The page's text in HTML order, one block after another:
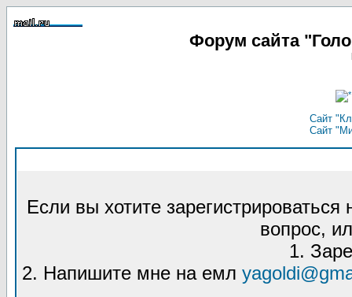
Форум сайта
Сайт
Сайт
Если вы хотите
вопрос,
1.
2. Напишите мне на емл